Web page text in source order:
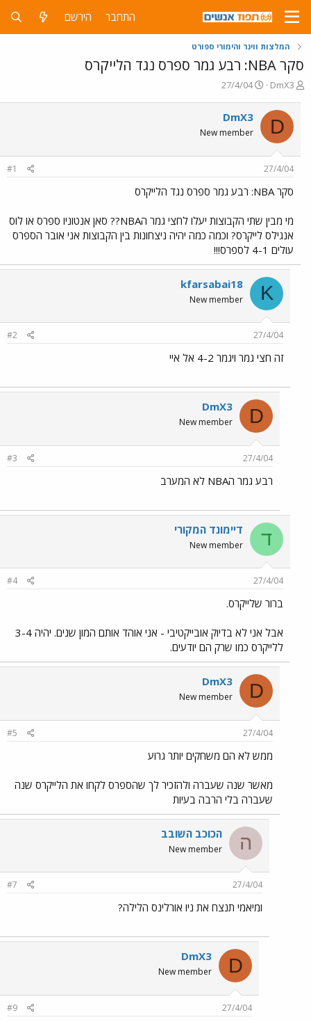
התחבר הירשם
המלצות ווינר והימורי ספורט
סקר NBA: רבע גמר ספרס נגד הלייקרס
פ
ח
ה
ו
ש
DmX3
פ
ס
ם
ת
י
27/4/04
D
DmX3
New member
27/4/04
#1
סקר NBA: רבע גמר ספרס נגד הלייקרס
מי מבין שתי הקבוצות יעלו לחצי גמר הNBA?? סאן אנטוניו ספרס או לוס
אנגילס לייקרס? וכמה כמה יהיה ניצחונות בין הקבוצות אני אובר הספרס
עולים 4-1 לספרס!!!
K
kfarsabai18
New member
27/4/04
#2
זה חצי גמר ויגמר 4-2 אל איי
D
DmX3
New member
27/4/04
#3
רבע גמר הNBA לא המערב
ד דיימונד המקורי
New member
27/4/04
#4
ברור שלייקרס.
אבל אני לא בדיוק אובייקטיבי - אני אוהד אותם המון שנים. יהיה 3-4
ללייקרס כמו שרק הם יודעים.
D
DmX3
New member
27/4/04
#5
ממש לא הם משחקים יותר גרוע
מאשר שנה שעברה ולהזכיר לך שהספרס לקחו את הלייקרס שנה
שעברה בלי הרבה בעיות
ה הכוכב השובב
New member
27/4/04
#7
ומיאמי תנצח את ניו אורלינס הלילה?
D
DmX3
New member
27/4/04
#9